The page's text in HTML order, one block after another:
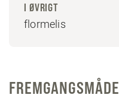
I ØVRIGT
flormelis
FREMGANGSMÅDE